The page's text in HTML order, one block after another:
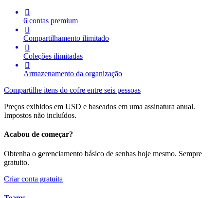

6 contas premium

Compartilhamento ilimitado

Coleções ilimitadas

Armazenamento da organização
Compartilhe itens do cofre entre seis pessoas
Preços exibidos em USD e baseados em uma assinatura anual.
Impostos não incluídos.
Acabou de começar?
Obtenha o gerenciamento básico de senhas hoje mesmo. Sempre
gratuito.
Criar conta gratuita